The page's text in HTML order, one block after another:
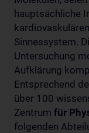
hauptsächliche
Sinnessystem.
Untersuchung
Aufklärung
Entsprechend
über 100
Zentrum für
folgenden